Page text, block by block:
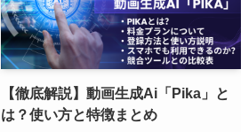
【徹底解説】動画生成Ai「Pika」と
は？使い方と特徴まとめ